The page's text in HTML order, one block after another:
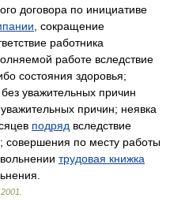
договора по инициативе
, сокращение
работника
работе вследствие
состояния здоровья;
уважительных причин
причин; неявка
подряд вследствие
совершения по месту работы
трудовая книжка
2001